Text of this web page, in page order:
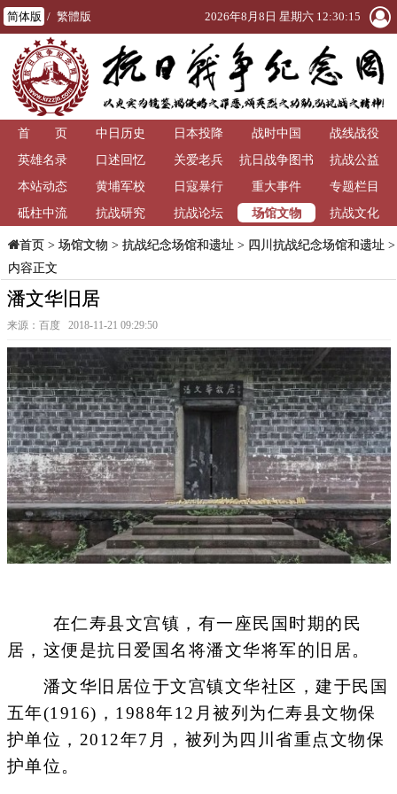
简体版 / 繁體版 2026年8月8日 星期六 12:30:15
首 页 中日历史 日本投降 战时中国
战线战役
英雄名录
口述回忆 关爱老兵
抗日战争图书
馆
抗战公益
本站动态
黄埔军校 日寇暴行 重大事件
专题栏目
砥柱中流
抗战研究 抗战论坛 场馆文物 抗战文化
首页> 场馆文物 > 抗战纪念场馆和遗址 > 四川抗战纪念场馆和遗址 >
内容正文
潘文华旧居
来源：百度 2018-11-21 09:29:50
在仁寿县文宫镇，有一座民国时期的民
居，这便是抗日爱国名将潘文华将军的旧居。
潘文华旧居位于文宫镇文华社区，建于民国
五年(1916)，1988年12月被列为仁寿县文物保
护单位，2012年7月，被列为四川省重点文物保
护单位。